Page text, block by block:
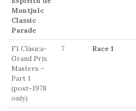
Montjuïc
Classic
Parade
F1 Clásica-
Grand Prix
Masters –
Part 1
(post-1978
only)
7 Race 1